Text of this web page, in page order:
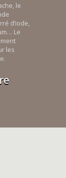
le
d’iode,
Le
les